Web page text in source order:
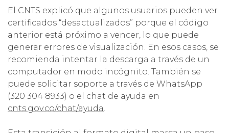
El CNTS explicó que algunos usuarios pueden ver
certificados “desactualizados” porque el código
anterior está próximo a vencer, lo que puede
generar errores de visualización. En esos casos, se
recomienda intentar la descarga a través de un
computador en modo incógnito. También se
puede solicitar soporte a través de WhatsApp
(320 304 8933) o el chat de ayuda en
cnts.gov.co/chat/ayuda.